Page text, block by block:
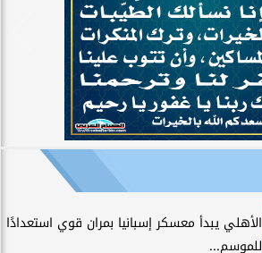
الأهلي يبدأ معسكر إسبانيا بمران قوي استعدادًا
للموسم...